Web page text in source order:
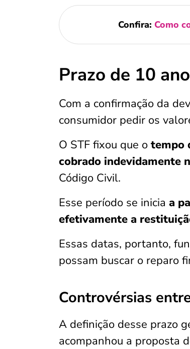
Confira: Como
Prazo de 10
Com a confirmação da
consumidor pedir os
O STF fixou que o tempo
cobrado indevidamente
Código Civil.
Esse período se inicia a
efetivamente a
Essas datas, portanto,
possam buscar o reparo
Controvérsias
A definição desse prazo
acompanhou a proposta